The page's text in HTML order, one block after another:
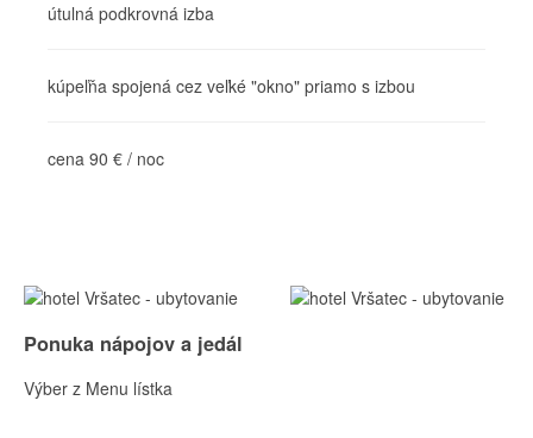
útulná podkrovná izba
kúpeľňa spojená cez veľké "okno" priamo s izbou
cena 90 € / noc
Ponuka nápojov a jedál
Výber z Menu lístka